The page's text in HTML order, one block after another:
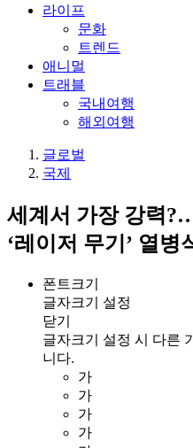
라이프
문화
트렌드
애니멀
트래블
국내여행
해외여행
글로벌
국제
세계서 가장 강력
‘레이저 무기’ 열병
폰트크기
글자크기 설정
닫기
글자크기 설정 시 다른
니다.
가
가
가
가